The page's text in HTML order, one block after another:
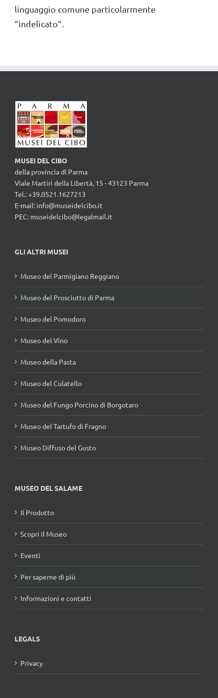
linguaggio comune particolarmente
“indelicato”.
MUSEI DEL CIBO
della provincia di Parma
Viale Martiri della Libertà, 15 - 43123 Parma
Tel.: +39.0521.1627213
E-mail: info@museidelcibo.it
PEC: museidelcibo@legalmail.it
GLI ALTRI MUSEI
Museo del Parmigiano Reggiano
Museo del Prosciutto di Parma
Museo del Pomodoro
Museo del Vino
Museo della Pasta
Museo del Culatello
Museo del Fungo Porcino di Borgotaro
Museo del Tartufo di Fragno
Museo Diffuso del Gusto
MUSEO DEL SALAME
Il Prodotto
Scopri il Museo
Eventi
Per saperne di più
Informazioni e contatti
LEGALS
Privacy